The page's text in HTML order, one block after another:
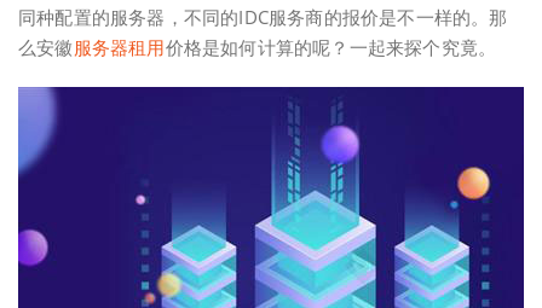
同种配置的服务器，不同的IDC服务商的报价是不一样的。那
么安徽服务器租用价格是如何计算的呢？一起来探个究竟。